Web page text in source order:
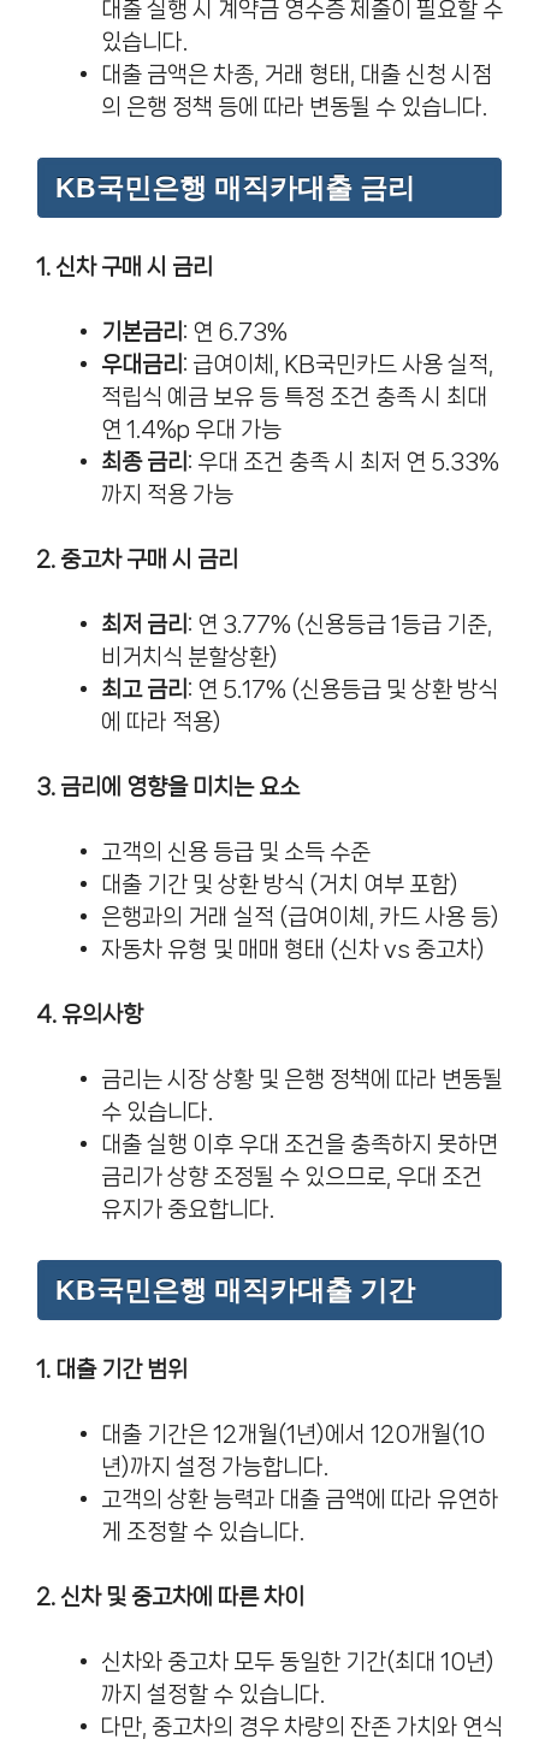
대출 실행 시 계약금 영수증 제출이 필요할 수
있습니다.
대출 금액은 차종, 거래 형태, 대출 신청 시점
의 은행 정책 등에 따라 변동될 수 있습니다.
KB국민은행 매직카대출 금리
1. 신차 구매 시 금리
기본금리 : 연 6.73%
우대금리 : 급여이체, KB국민카드 사용 실적,
적립식 예금 보유 등 특정 조건 충족 시 최대
연 1.4%p 우대 가능
최종 금리 : 우대 조건 충족 시 최저 연 5.33%
까지 적용 가능
2. 중고차 구매 시 금리
최저 금리 : 연 3.77% (신용등급 1등급 기준,
비거치식 분할상환)
최고 금리 : 연 5.17% (신용등급 및 상환 방식
에 따라 적용)
3. 금리에 영향을 미치는 요소
고객의 신용 등급 및 소득 수준
대출 기간 및 상환 방식 (거치 여부 포함)
은행과의 거래 실적 (급여이체, 카드 사용 등)
자동차 유형 및 매매 형태 (신차 vs 중고차)
4. 유의사항
금리는 시장 상황 및 은행 정책에 따라 변동될
수 있습니다.
대출 실행 이후 우대 조건을 충족하지 못하면
금리가 상향 조정될 수 있으므로, 우대 조건
유지가 중요합니다.
KB국민은행 매직카대출 기간
1. 대출 기간 범위
대출 기간은 12개월(1년)에서 120개월(10
년)까지 설정 가능합니다.
고객의 상환 능력과 대출 금액에 따라 유연하
게 조정할 수 있습니다.
2. 신차 및 중고차에 따른 차이
신차와 중고차 모두 동일한 기간(최대 10년)
까지 설정할 수 있습니다.
다만, 중고차의 경우 차량의 잔존 가치와 연식